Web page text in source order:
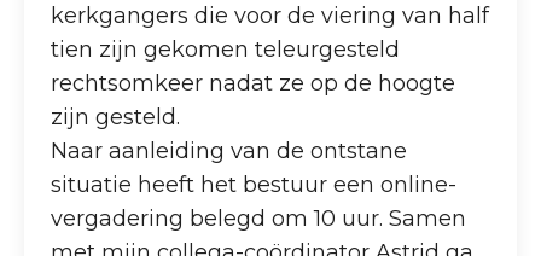
kerkgangers die voor de viering van half
tien zijn gekomen teleurgesteld
rechtsomkeer nadat ze op de hoogte
zijn gesteld.
Naar aanleiding van de ontstane
situatie heeft het bestuur een online-
vergadering belegd om 10 uur. Samen